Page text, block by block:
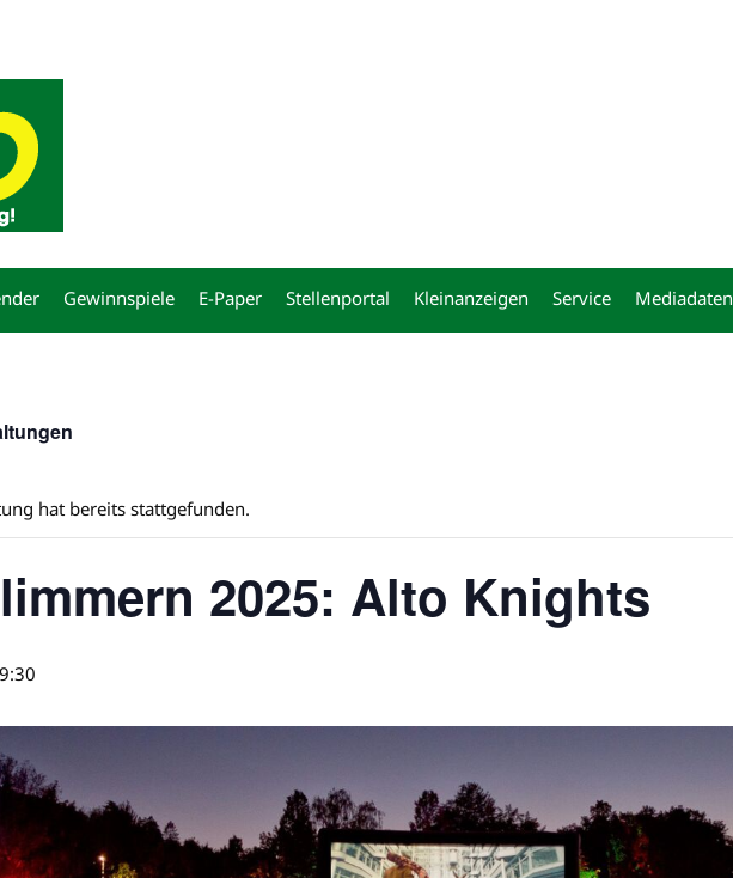
Gewinnspiele E-Paper Stellenportal Kleinanzeigen Service Mediadaten
hat bereits stattgefunden.
2025: Alto Knights